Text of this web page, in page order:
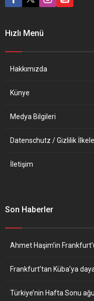
katılaştırıyor. Demokrasinin
politikalarına, basın ve
Hızlı Menü
Hakkımızda
Künye
Medya Bilgileri
Datenschutz / Gizlilik
İletişim
Son Haberler
Ahmet Haşim’in
Frankfurt’tan Küba’ya
Türkiye’nin Hafta Sonu